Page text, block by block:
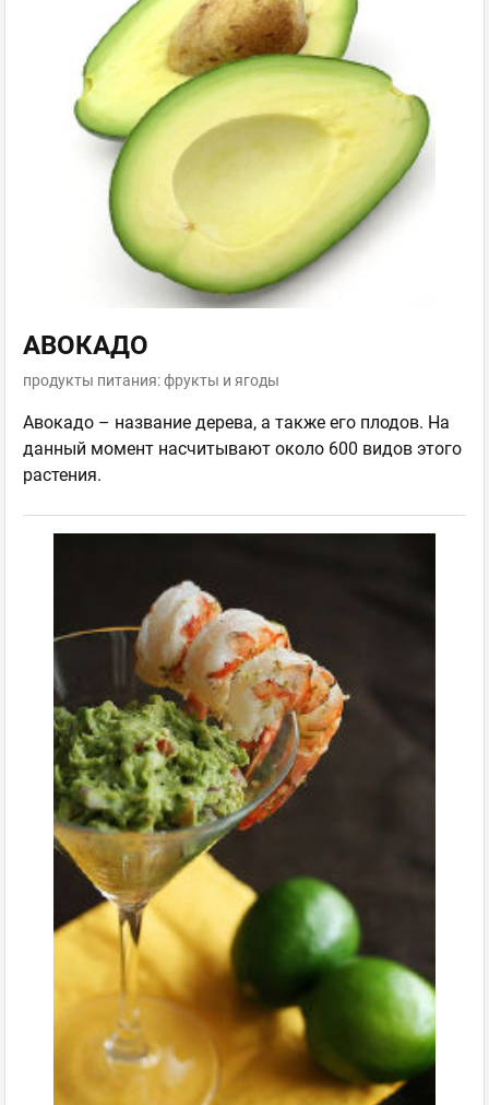
АВОКАДО
продукты питания: фрукты и ягоды
Авокадо – название дерева, а также его плодов. На
данный момент насчитывают около 600 видов этого
растения.